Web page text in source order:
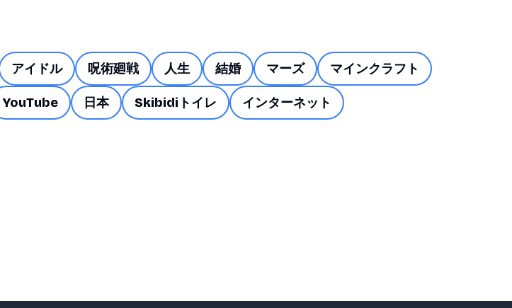
アイドル 呪術廻戦 人生 結婚 マーズ マインクラフト
YouTube 日本 Skibidiトイレ インターネット